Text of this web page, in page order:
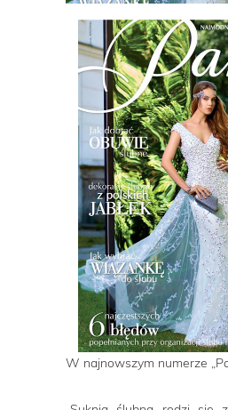
W najnowszym numerze